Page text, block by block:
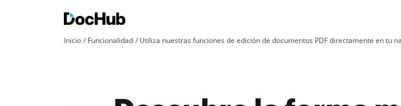
Inicio Funcionalidad Utiliza nuestras funciones de edición de documentos PDF directamente en tu